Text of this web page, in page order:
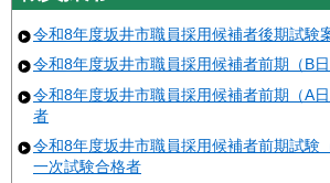
令和8年度坂井市職員採用候補者後期試験
令和8年度坂井市職員採用候補者前期（B
令和8年度坂井市職員採用候補者前期（A
者
令和8年度坂井市職員採用候補者前期試験
一次試験合格者